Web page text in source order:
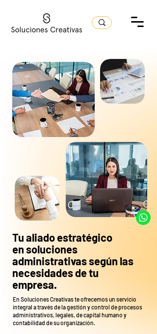
Tu aliado estratégico
ensoluciones
administrativassegún las
necesidades de tu
empresa.
En Soluciones Creativas te ofrecemos un servicio
integral a través de la gestión y control de procesos
administrativos, legales, de capital humano y
contabilidad de su organización.